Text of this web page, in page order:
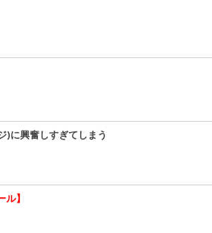
)に興奮しすぎてしまう
】